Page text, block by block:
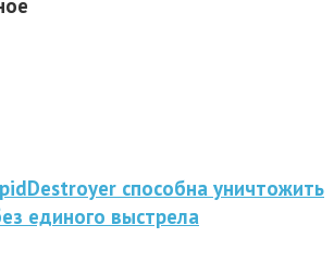
способна уничтожить
единого выстрела